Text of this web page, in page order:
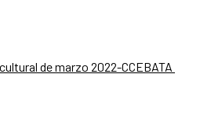
de marzo 2022-CCEBATA